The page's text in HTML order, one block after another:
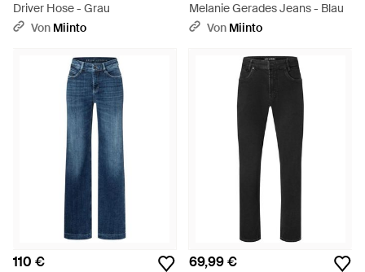
Driver Hose - Grau
Von Miinto
Melanie Gerades Jeans - Blau
Von Miinto
110 € 69,99 €